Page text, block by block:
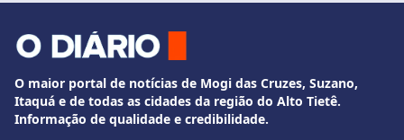
O maior portal de notícias de Mogi das Cruzes, Suzano,
Itaquá e de todas as cidades da região do Alto Tietê.
Informação de qualidade e credibilidade.